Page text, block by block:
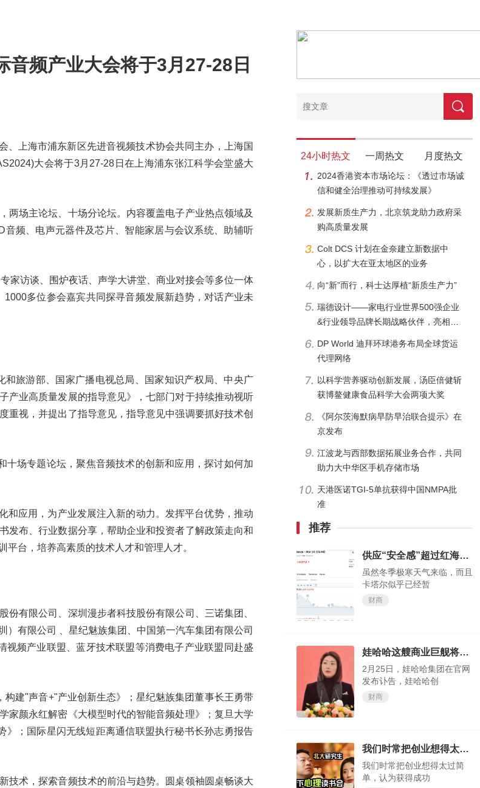
频产业大会将于3月27-28日
、上海市浦东新区先进音视频技术协会共同主办，上海国
大会将于3月27-28日在上海浦东张江科学会堂盛大
两场主论坛、十场分论坛。内容覆盖电子产业热点领域及
频、电声元器件及芯片、智能家居与会议系统、助辅听
家访谈、围炉夜话、声学大讲堂、商业对接会等多位一体
多位参会嘉宾共同探寻音频发展新趋势，对话产业未
旅游部、国家广播电视总局、国家知识产权局、中央广
产业高质量发展的指导意见》，七部门对于持续推动视听
重视，并提出了指导意见，指导意见中强调要抓好技术创
场专题论坛，聚焦音频技术的创新和应用，探讨如何加
和应用，为产业发展注入新的动力。发挥平台优势，推动
发布、行业数据分享，帮助企业和投资者了解政策走向和
台，培养高素质的技术人才和管理人才。
有限公司、深圳漫步者科技股份有限公司、三诺集团、
有限公司 、星纪魅族集团、中国第一汽车集团有限公司
频产业联盟、蓝牙技术联盟等消费电子产业联盟同赴盛
建"声音+"产业创新生态》；星纪魅族集团董事长王勇带
家颜永红解密《大模型时代的智能音频处理》；复旦大学
；国际星闪无线短距离通信联盟执行秘书长孙志勇报告
技术，探索音频技术的前沿与趋势。圆桌领袖圆桌畅谈大
24小时热文 一周热文 月度热文
2024香港资本市场论坛：《透过市场诚
信和健全治理推动可持续发展》
发展新质生产力，北京筑龙助力政府采
购高质量发展
Colt DCS 计划在金奈建立新数据中
心，以扩大在亚太地区的业务
向“新”而行，科士达厚植“新质生产力”
瑞德设计——家电行业世界500强企业
&行业领导品牌长期战略伙伴，亮相
DP World 迪拜环球港务布局全球货运
代理网络
以科学营养驱动创新发展，汤臣倍健斩
获博鳌健康食品科学大会两项大奖
《阿尔茨海默病早防早治联合提示》在
京发布
江波龙与西部数据拓展业务合作，共同
助力大中华区手机存储市场
天港医诺TGI-5单抗获得中国NMPA批
准
推荐
供应“安全感”超过红海“危机感”？欧洲天然气价格大跌
虽然冬季极寒天气来临，而且
卡塔尔似乎已经暂
财商
娃哈哈这艘商业巨舰将驶向何方，我们试目以待
2月25日，娃哈哈集团在官网
发布讣告，娃哈哈创
财商
我们时常把创业想得太过简单，认为获得成功轻而易举
我们时常把创业想得太过简
单，认为获得成功